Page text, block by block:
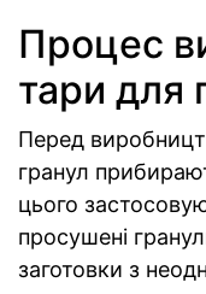
Процес
тари для
Перед
гранул
цього
просушені
заготовки з